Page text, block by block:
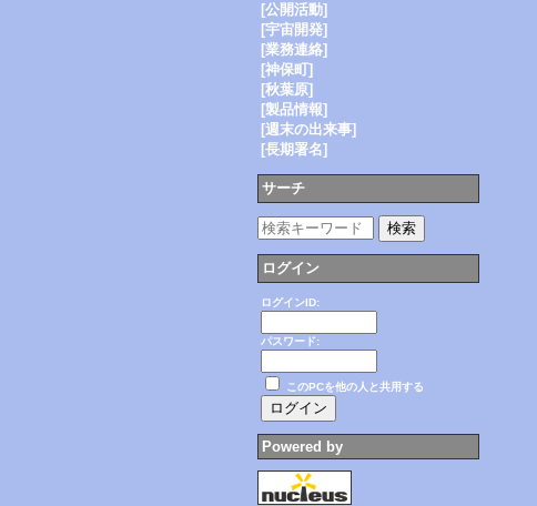
[公開活動]
[宇宙開発]
[業務連絡]
[神保町]
[秋葉原]
[製品情報]
[週末の出来事]
[長期署名]
サーチ
ログイン
ログインID:
パスワード:
このPCを他の人と共用する
Powered by